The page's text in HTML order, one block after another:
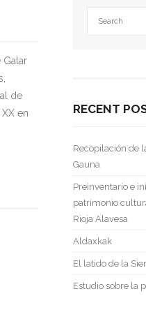
Galar
de
en
RECENT
Recopilación de
Gauna
Preinventario e
patrimonio
Rioja Alavesa
Aldaxkak
El latido de la
Estudio sobre la